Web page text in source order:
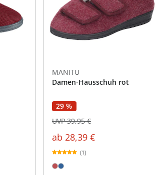
MANITU
Damen-Hausschuh rot
29 %
ab 28,39 €
UVP 39,95 €
(1)